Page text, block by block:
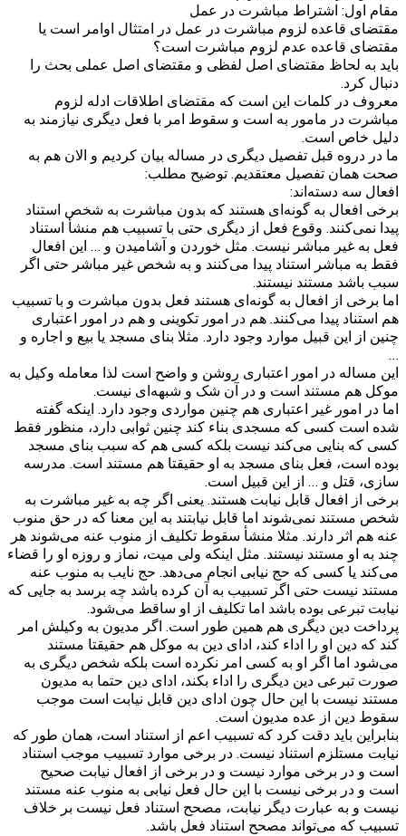
مقام اول: اشتراط مباشرت در عمل
مقتضای قاعده لزوم مباشرت در عمل در امتثال اوامر است یا
مقتضای قاعده عدم لزوم مباشرت است؟
باید به لحاظ مقتضای اصل لفظی و مقتضای اصل عملی بحث را
دنبال کرد.
معروف در کلمات این است که مقتضای اطلاقات ادله لزوم
مباشرت در مامور به است و سقوط امر با فعل دیگری نیازمند به
دلیل خاص است.
ما در دروه قبل تفصیل دیگری در مساله بیان کردیم و الان هم به
صحت همان تفصیل معتقدیم. توضیح مطلب:
افعال سه دسته‌اند:
برخی افعال به گونه‌ای هستند که بدون مباشرت به شخص استناد
پیدا نمی‌کنند. وقوع فعل از دیگری حتی با تسبیب هم منشأ استناد
فعل به غیر مباشر نیست. مثل خوردن و آشامیدن و … این افعال
فقط به مباشر استناد پیدا می‌کنند و به شخص غیر مباشر حتی اگر
سبب باشد مستند نیستند.
اما برخی از افعال به گونه‌ای هستند فعل بدون مباشرت و با تسبیب
هم استناد پیدا می‌کنند. هم در امور تکوینی و هم در امور اعتباری
چنین از این قبیل موارد وجود دارد. مثلا بنای مسجد یا بیع و اجاره و
…
این مساله در امور اعتباری روشن و واضح است لذا معامله وکیل به
موکل هم مستند است و در آن شک و شبهه‌ای نیست.
اما در امور غیر اعتباری هم چنین مواردی وجود دارد. اینکه گفته
شده است کسی که مسجدی بناء کند چنین ثوابی دارد، منظور فقط
کسی که بنایی می‌کند نیست بلکه کسی هم که سبب بنای مسجد
بوده است، فعل بنای مسجد به او حقیقتا هم مستند است. مدرسه
سازی، قتل و … از این قبیل است.
برخی از افعال قابل نیابت هستند. یعنی اگر چه به غیر مباشرت به
شخص مستند نمی‌شوند اما قابل نیابتند به این معنا که در حق منوب
عنه هم اثر دارند. مثلا منشأ سقوط تکلیف از منوب عنه می‌شوند هر
چند به او مستند نیستند. مثل اینکه ولی میت، نماز و روزه او را قضاء
می‌کند یا کسی که حج نیابی انجام می‌دهد. حج نایب به منوب عنه
مستند نیست حتی اگر تسبیب به آن کرده باشد چه برسد به جایی که
نیابت تبرعی بوده باشد اما تکلیف از او ساقط می‌شود.
پرداخت دین دیگری هم همین طور است. اگر مدیون به وکیلش امر
کند که دین او را اداء کند، ادای دین به موکل هم حقیقتا مستند
می‌شود اما اگر او به کسی امر نکرده است بلکه شخص دیگری به
صورت تبرعی دین دیگری را اداء بکند، ادای دین حتما به مدیون
مستند نیست با این حال چون ادای دین قابل نیابت است موجب
سقوط دین از عده مدیون است.
بنابراین باید دقت کرد که تسبیب اعم از استناد است، همان طور که
نیابت مستلزم استناد نیست. در برخی موارد تسبیب موجب استناد
است و در برخی موارد نیست و در برخی از افعال نیابت صحیح
است و در برخی نیست با این حال فعل نیابی به منوب عنه مستند
نیست و به عبارت دیگر نیابت، مصحح استناد فعل نیست بر خلاف
تسبیب که می‌تواند مصحح استناد فعل باشد.